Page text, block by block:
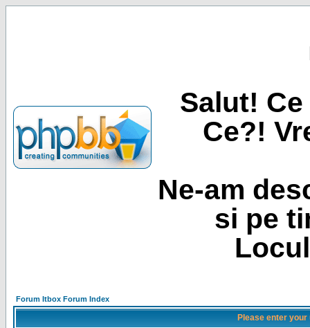
Salut!
Ce?!
Ne-am
si pe
Forum Itbox Forum Index
Please enter